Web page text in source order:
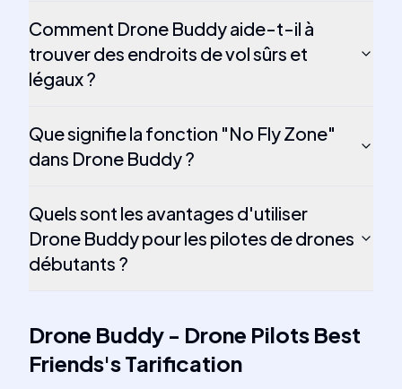
Comment Drone Buddy aide-t-il à
trouver des endroits de vol sûrs et
légaux ?
Que signifie la fonction "No Fly Zone"
dans Drone Buddy ?
Quels sont les avantages d'utiliser
Drone Buddy pour les pilotes de drones
débutants ?
Drone Buddy - Drone Pilots Best
Friends'sTarification